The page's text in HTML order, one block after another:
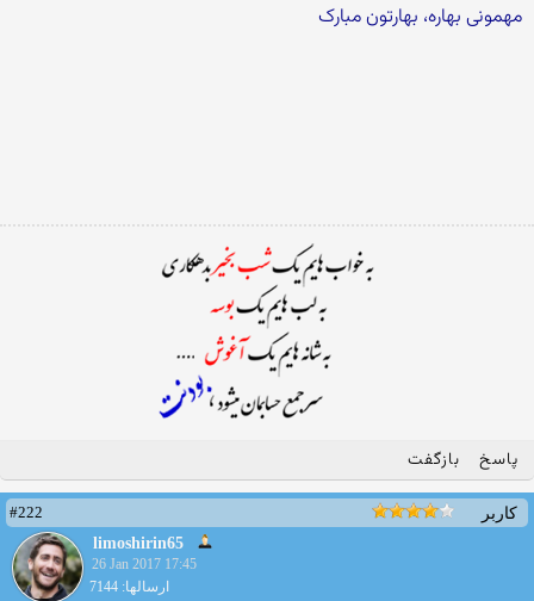
مهمونی بهاره، بهارتون مبارک
پاسخ بازگفت
کاربر
#222
limoshirin65
26 Jan 2017 17:45
ارسالها: 7144